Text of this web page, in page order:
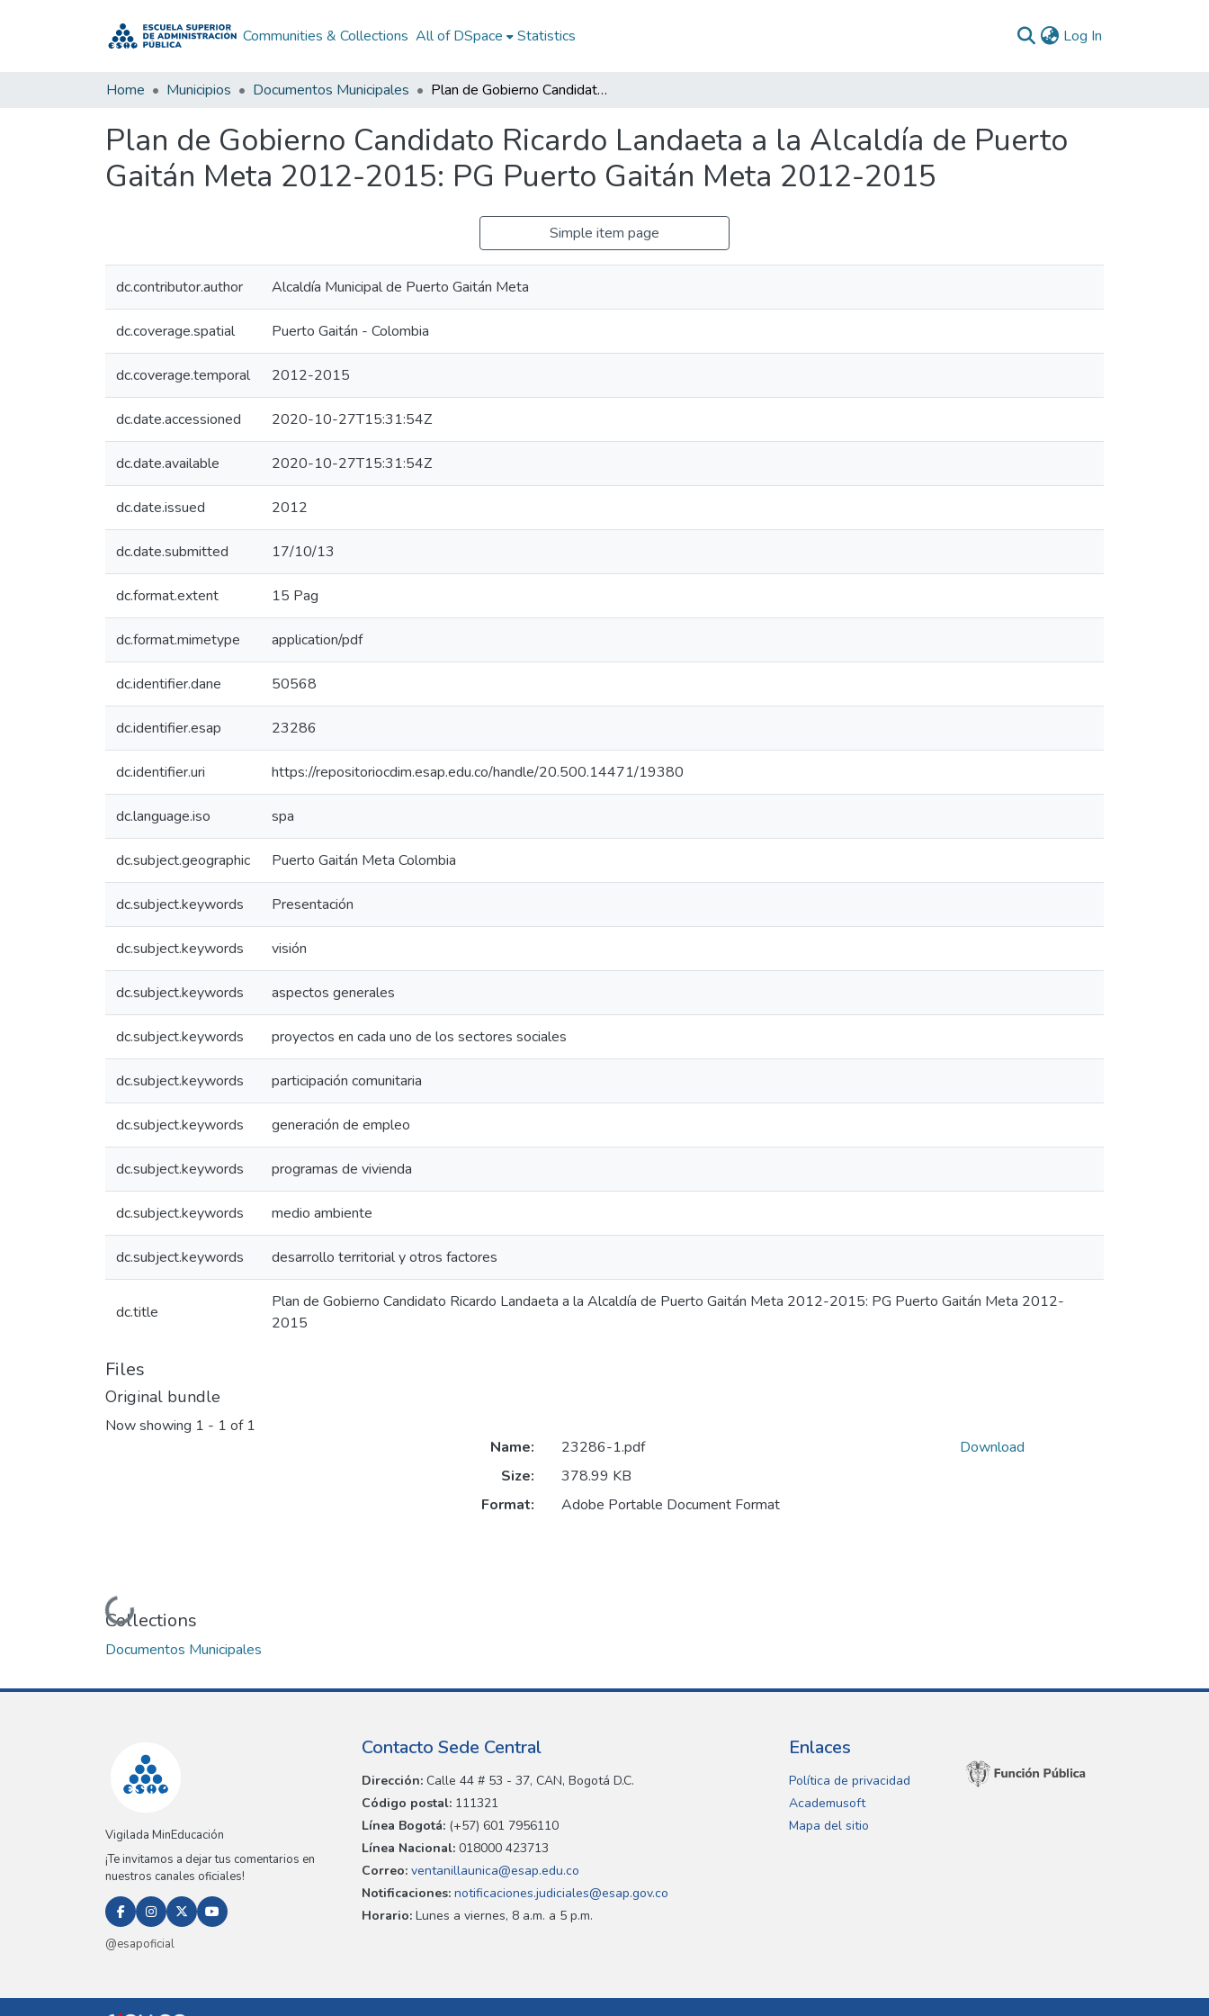
Communities & Collections All of DSpace Statistics Log In
Home Municipios Documentos Municipales Plan de Gobierno Candidato Ricardo Landaeta a la Alcaldía de Puerto Gaitán Meta 2012-2015: PG Puerto Gaitán Meta 2012-2015
Plan de Gobierno Candidato Ricardo Landaeta a la Alcaldía de Puerto
Gaitán Meta 2012-2015: PG Puerto Gaitán Meta 2012-2015
Simple item page
dc.contributor.author Alcaldía Municipal de Puerto Gaitán Meta
dc.coverage.spatial Puerto Gaitán - Colombia
dc.coverage.temporal 2012-2015
dc.date.accessioned 2020-10-27T15:31:54Z
dc.date.available 2020-10-27T15:31:54Z
dc.date.issued 2012
dc.date.submitted 17/10/13
dc.format.extent 15 Pag
dc.format.mimetype application/pdf
dc.identifier.dane 50568
dc.identifier.esap 23286
dc.identifier.uri https://repositoriocdim.esap.edu.co/handle/20.500.14471/19380
dc.language.iso spa
dc.subject.geographic Puerto Gaitán Meta Colombia
dc.subject.keywords Presentación
dc.subject.keywords visión
dc.subject.keywords aspectos generales
dc.subject.keywords proyectos en cada uno de los sectores sociales
dc.subject.keywords participación comunitaria
dc.subject.keywords generación de empleo
dc.subject.keywords programas de vivienda
dc.subject.keywords medio ambiente
dc.subject.keywords desarrollo territorial y otros factores
dc.title
Plan de Gobierno Candidato Ricardo Landaeta a la Alcaldía de Puerto Gaitán Meta 2012-2015: PG Puerto Gaitán Meta 2012-
2015
Files
Original bundle
Now showing 1 - 1 of 1
Loading...
Name:
23286-1.pdf
Size:
378.99 KB
Format:
Adobe Portable Document Format
Download
Collections
Documentos Municipales
Vigilada MinEducación
¡Te invitamos a dejar tus comentarios en
nuestros canales oficiales!
@esapoficial
Contacto Sede Central
Dirección: Calle 44 # 53 - 37, CAN, Bogotá D.C.
Código postal: 111321
Línea Bogotá: (+57) 601 7956110
Línea Nacional: 018000 423713
Correo: ventanillaunica@esap.edu.co
Notificaciones: notificaciones.judiciales@esap.gov.co
Horario: Lunes a viernes, 8 a.m. a 5 p.m.
Enlaces
Política de privacidad
Academusoft
Mapa del sitio